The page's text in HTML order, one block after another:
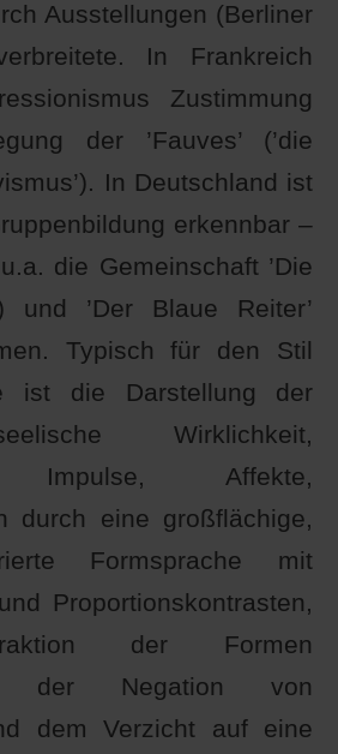
Ausstellungen (Berliner
In Frankreich
Zustimmung
der ’Fauves’ (’die
In Deutschland ist
erkennbar –
die Gemeinschaft ’Die
und ’Der Blaue Reiter’
Typisch für den Stil
ist die Darstellung der
Wirklichkeit,
Impulse, Affekte,
durch eine großflächige,
Formsprache mit
Proportionskontrasten,
der Formen
der Negation von
dem Verzicht auf eine